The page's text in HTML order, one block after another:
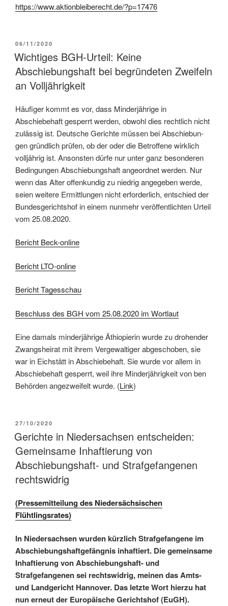
https://www.aktionbleiberecht.de/?p=17476
06/11/2020
Wichtiges BGH-Urteil: Keine
Abschiebungshaft bei begründeten Zweifeln
an Volljährigkeit
Häufiger kommt es vor, dass Minderjährige in
Abschiebehaft gesperrt werden, obwohl dies rechtlich nicht
zulässig ist. Deut­sche Ge­rich­te müs­sen bei Ab­schie­bun­
gen gründ­lich prü­fen, ob der oder die Be­trof­fe­ne wirk­lich
voll­jäh­rig ist. An­sons­ten dürfe nur unter ganz be­son­de­ren
Be­din­gun­gen Ab­schie­bungs­haft an­ge­ord­net wer­den. Nur
wenn das Alter of­fen­kun­dig zu nied­rig an­ge­ge­ben werde,
seien wei­te­re Er­mitt­lun­gen nicht er­for­der­lich, ent­schied der
Bun­des­ge­richts­hof in einem nun­mehr ver­öf­fent­lich­ten Ur­teil
vom 25.08.2020.
Bericht Beck-online
Bericht LTO-online
Bericht Tagesschau
Beschluss des BGH vom 25.08.2020 im Wortlaut
Eine damals minderjährige Äthiopierin wurde zu drohender
Zwangsheirat mit ihrem Vergewaltiger abgeschoben, sie
war in Eichstätt in Abschiebehaft. Sie wurde vor allem in
Abschiebehaft gesperrt, weil ihre Minderjährigkeit von ben
Behörden angezweifelt wurde. (Link)
27/10/2020
Gerichte in Niedersachsen entscheiden:
Gemeinsame Inhaftierung von
Abschiebungshaft- und Strafgefangenen
rechtswidrig
(Pressemitteilung des Niedersächsischen
Flühtlingsrates)
In Niedersachsen wurden kürzlich Strafgefangene im
Abschiebungshaftgefängnis inhaftiert. Die gemeinsame
Inhaftierung von Abschiebungshaft- und
Strafgefangenen sei rechtswidrig, meinen das Amts-
und Landgericht Hannover. Das letzte Wort hierzu hat
nun erneut der Europäische Gerichtshof (EuGH).